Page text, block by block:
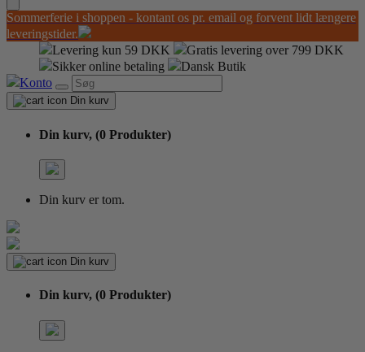
Sommerferie i shoppen - kontant os pr. email og forvent lidt længere
leveringstider.
Levering kun 59 DKK
Gratis levering over 799 DKK
Sikker online betaling
Dansk Butik
Konto
Din kurv
Din kurv, (0 Produkter)
Din kurv er tom.
Din kurv
Din kurv, (0 Produkter)